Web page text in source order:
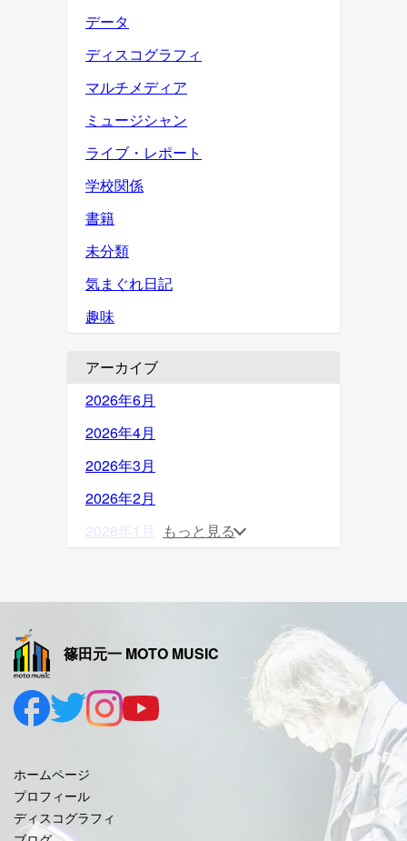
データ
ディスコグラフィ
マルチメディア
ミュージシャン
ライブ・レポート
学校関係
書籍
未分類
気まぐれ日記
趣味
アーカイブ
2026年6月
2026年4月
2026年3月
2026年2月
2026年1月
2025年9月
2025年8月
2025年7月
2025年5月
2025年4月
もっと見る
篠田元一 MOTO MUSIC
ホームページ
プロフィール
ディスコグラフィ